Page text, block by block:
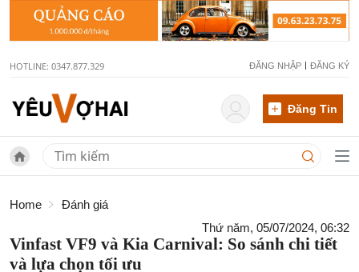
HOTLINE: 0347.877.329 ĐĂNG NHẬP ĐĂNG KÝ
Đăng Tin
Home
Đánh giá
Thứ năm, 05/07/2024, 06:32
Vinfast VF9 và Kia Carnival: So sánh chi tiết
và lựa chọn tối ưu